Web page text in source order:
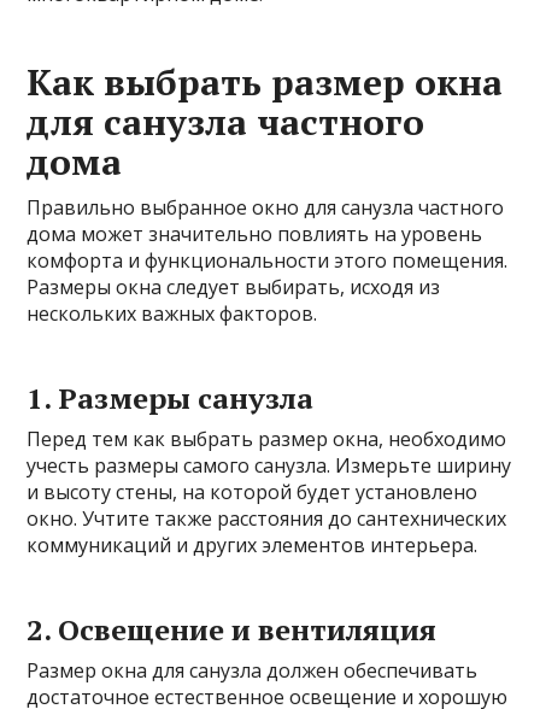
Как выбрать размер окна
для санузла частного
дома
Правильно выбранное окно для санузла частного
дома может значительно повлиять на уровень
комфорта и функциональности этого помещения.
Размеры окна следует выбирать, исходя из
нескольких важных факторов.
1. Размеры санузла
Перед тем как выбрать размер окна, необходимо
учесть размеры самого санузла. Измерьте ширину
и высоту стены, на которой будет установлено
окно. Учтите также расстояния до сантехнических
коммуникаций и других элементов интерьера.
2. Освещение и вентиляция
Размер окна для санузла должен обеспечивать
достаточное естественное освещение и хорошую